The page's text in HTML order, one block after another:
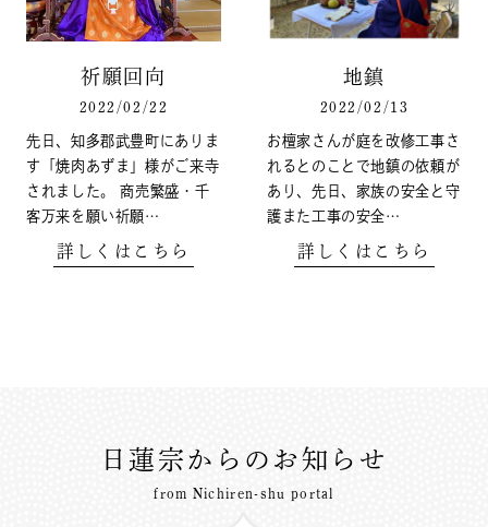
祈願回向
2022/02/22
先日、知多郡武豊町にありま
す「焼肉あずま」様がご来寺
されました。 商売繁盛・千
客万来を願い祈願…
詳しくはこちら
地鎮
2022/02/13
お檀家さんが庭を改修工事さ
れるとのことで地鎮の依頼が
あり、先日、家族の安全と守
護また工事の安全…
詳しくはこちら
日蓮宗からのお知らせ
from Nichiren-shu portal